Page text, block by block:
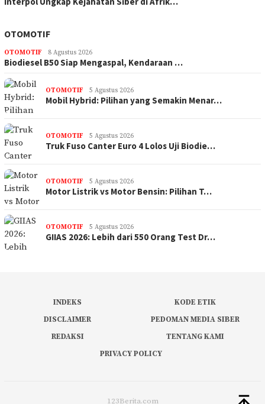
OTOMOTIF
OTOMOTIF 8 Agustus 2026
Biodiesel B50 Siap Mengaspal, Kendaraan …
OTOMOTIF 5 Agustus 2026
Mobil Hybrid: Pilihan yang Semakin Menar…
OTOMOTIF 5 Agustus 2026
Truk Fuso Canter Euro 4 Lolos Uji Biodie…
OTOMOTIF 5 Agustus 2026
Motor Listrik vs Motor Bensin: Pilihan T…
OTOMOTIF 5 Agustus 2026
GIIAS 2026: Lebih dari 550 Orang Test Dr…
INDEKS
KODE ETIK
DISCLAIMER
PEDOMAN MEDIA SIBER
REDAKSI
TENTANG KAMI
PRIVACY POLICY
123Berita.com